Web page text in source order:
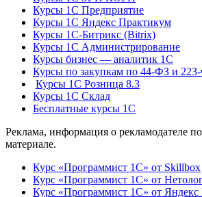
Курсы 1С Предприятие
Курсы 1С Яндекс Практикум
Курсы 1С-Битрикс (Bitrix)
Курсы 1С Администрирование
Курсы бизнес — аналитик 1С
Курсы по закупкам по 44‑ФЗ и
Курсы 1С Розница 8.3
Курсы 1С Склад
Бесплатные курсы 1С
Реклама, информация о рекламодателе
материале.
Курс «Программист 1С» от Skillbox
Курс «Программист 1С» от
Курс «Программист 1С» от